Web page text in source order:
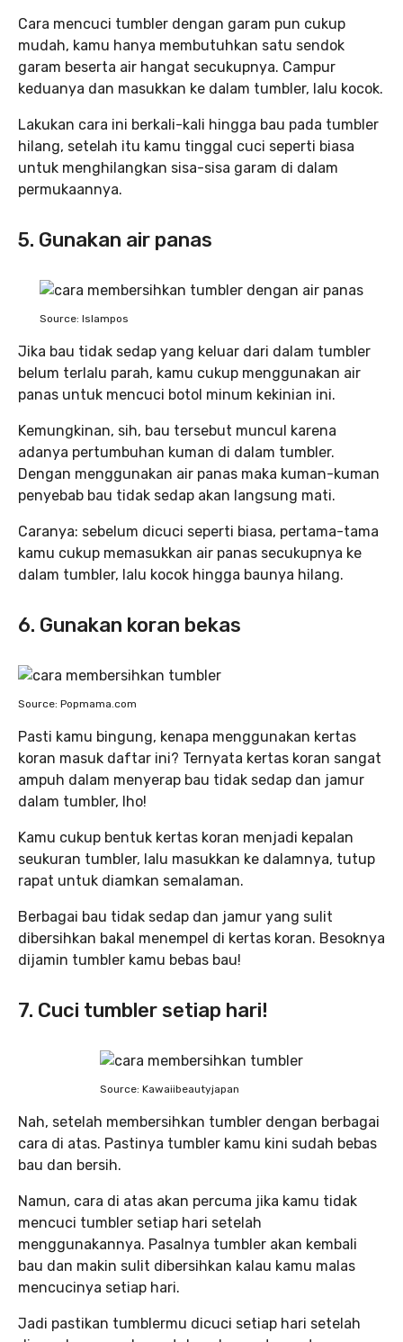
Cara mencuci tumbler dengan garam pun cukup
mudah, kamu hanya membutuhkan satu sendok
garam beserta air hangat secukupnya. Campur
keduanya dan masukkan ke dalam tumbler, lalu kocok.
Lakukan cara ini berkali-kali hingga bau pada tumbler
hilang, setelah itu kamu tinggal cuci seperti biasa
untuk menghilangkan sisa-sisa garam di dalam
permukaannya.
5. Gunakan air panas
Source: Islampos
Jika bau tidak sedap yang keluar dari dalam tumbler
belum terlalu parah, kamu cukup menggunakan air
panas untuk mencuci botol minum kekinian ini.
Kemungkinan, sih, bau tersebut muncul karena
adanya pertumbuhan kuman di dalam tumbler.
Dengan menggunakan air panas maka kuman-kuman
penyebab bau tidak sedap akan langsung mati.
Caranya: sebelum dicuci seperti biasa, pertama-tama
kamu cukup memasukkan air panas secukupnya ke
dalam tumbler, lalu kocok hingga baunya hilang.
6. Gunakan koran bekas
Source: Popmama.com
Pasti kamu bingung, kenapa menggunakan kertas
koran masuk daftar ini? Ternyata kertas koran sangat
ampuh dalam menyerap bau tidak sedap dan jamur
dalam tumbler, lho!
Kamu cukup bentuk kertas koran menjadi kepalan
seukuran tumbler, lalu masukkan ke dalamnya, tutup
rapat untuk diamkan semalaman.
Berbagai bau tidak sedap dan jamur yang sulit
dibersihkan bakal menempel di kertas koran. Besoknya
dijamin tumbler kamu bebas bau!
7. Cuci tumbler setiap hari!
Source: Kawaiibeautyjapan
Nah, setelah membersihkan tumbler dengan berbagai
cara di atas. Pastinya tumbler kamu kini sudah bebas
bau dan bersih.
Namun, cara di atas akan percuma jika kamu tidak
mencuci tumbler setiap hari setelah
menggunakannya. Pasalnya tumbler akan kembali
bau dan makin sulit dibersihkan kalau kamu malas
mencucinya setiap hari.
Jadi pastikan tumblermu dicuci setiap hari setelah